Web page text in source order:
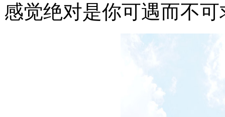
感觉绝对是你可遇而不可